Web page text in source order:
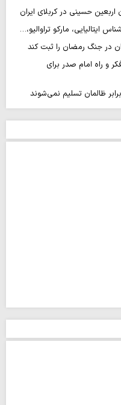
ایتالیایی، مارکو تراوالیو،…
در جنگ رمضان را ثبت کند
و راه امام صدر برای
ظالمان تسلیم نمی‌شوند